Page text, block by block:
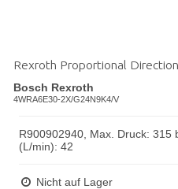
Rexroth Proportional
Bosch Rexroth
4WRA6E30-2X/G24N9K4/V
R900902940, Max. Druck: 315
(L/min): 42
Nicht auf Lager